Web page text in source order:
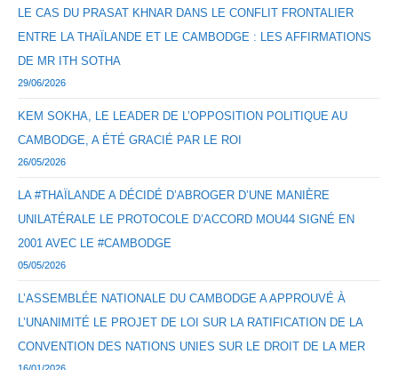
LE CAS DU PRASAT KHNAR DANS LE CONFLIT FRONTALIER
ENTRE LA THAÏLANDE ET LE CAMBODGE : LES AFFIRMATIONS
DE MR ITH SOTHA
29/06/2026
KEM SOKHA, LE LEADER DE L’OPPOSITION POLITIQUE AU
CAMBODGE, A ÉTÉ GRACIÉ PAR LE ROI
26/05/2026
LA #THAÏLANDE A DÉCIDÉ D’ABROGER D’UNE MANIÈRE
UNILATÉRALE LE PROTOCOLE D’ACCORD MOU44 SIGNÉ EN
2001 AVEC LE #CAMBODGE
05/05/2026
L’ASSEMBLÉE NATIONALE DU CAMBODGE A APPROUVÉ À
L’UNANIMITÉ LE PROJET DE LOI SUR LA RATIFICATION DE LA
CONVENTION DES NATIONS UNIES SUR LE DROIT DE LA MER